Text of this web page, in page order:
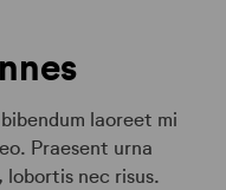
laoreet mi
Praesent urna
lobortis nec risus.